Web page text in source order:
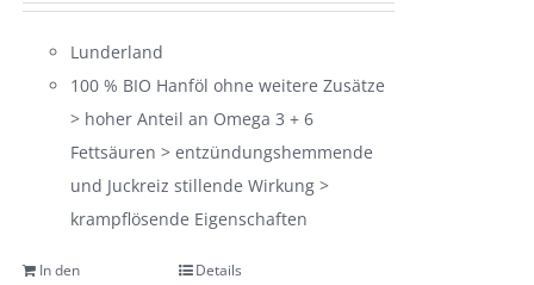
Lunderland
100 % BIO Hanföl ohne weitere Zusätze
> hoher Anteil an Omega 3 + 6
Fettsäuren > entzündungshemmende
und Juckreiz stillende Wirkung >
krampflösende Eigenschaften
In den
Details